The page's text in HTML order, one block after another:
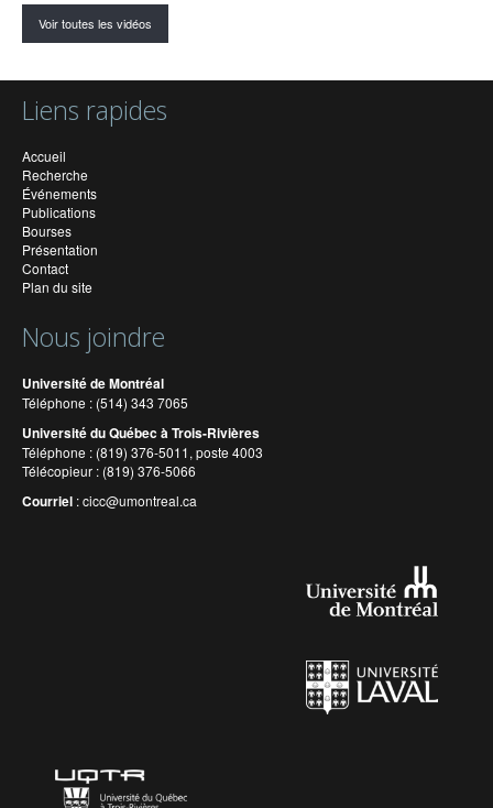
Voir toutes les vidéos
Liens rapides
Accueil
Recherche
Événements
Publications
Bourses
Présentation
Contact
Plan du site
Nous joindre
Université de Montréal
Téléphone : (514) 343 7065
Université du Québec à Trois-Rivières
Téléphone : (819) 376-5011, poste 4003
Télécopieur : (819) 376-5066
Courriel :cicc@umontreal.ca